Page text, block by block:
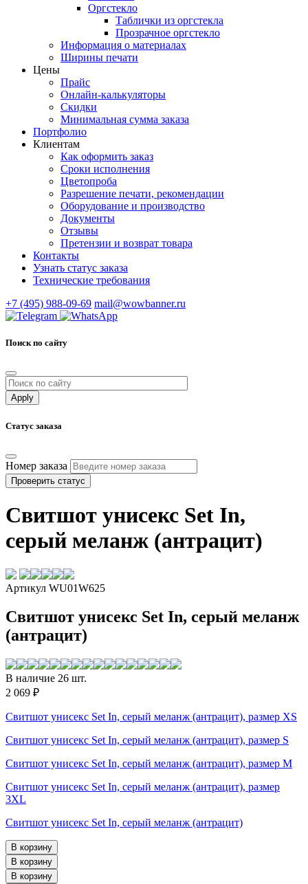
Оргстекло
Таблички из оргстекла
Прозрачное оргстекло
Информация о материалах
Ширины печати
Цены
Прайс
Онлайн-калькуляторы
Скидки
Минимальная сумма заказа
Портфолио
Клиентам
Как оформить заказ
Сроки исполнения
Цветопроба
Разрешение печати, рекомендации
Оборудование и производство
Документы
Отзывы
Претензии и возврат товара
Контакты
Узнать статус заказа
Технические требования
+7 (495) 988-09-69 mail@wowbanner.ru
Поиск по сайту
Статус заказа
Номер заказа
Проверить статус
Свитшот унисекс Set In,
серый меланж (антрацит)
Артикул WU01W625
Свитшот унисекс Set In, серый меланж
(антрацит)
В наличие 26 шт.
2 069 ₽
Свитшот унисекс Set In, серый меланж (антрацит), размер XS
Свитшот унисекс Set In, серый меланж (антрацит), размер S
Свитшот унисекс Set In, серый меланж (антрацит), размер M
Свитшот унисекс Set In, серый меланж (антрацит), размер
3XL
Свитшот унисекс Set In, серый меланж (антрацит)